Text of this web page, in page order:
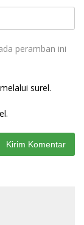
peramban ini
surel.